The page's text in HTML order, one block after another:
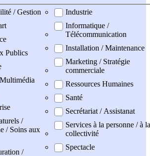
/ Gestion
Publics
/
/ Soins aux
/
Industrie
Informatique /
Télécommunication
Installation / Maintenance
Marketing / Stratégie
commerciale
Ressources Humaines
Santé
Secrétariat / Assistanat
Services à la personne / à la
collectivité
Spectacle